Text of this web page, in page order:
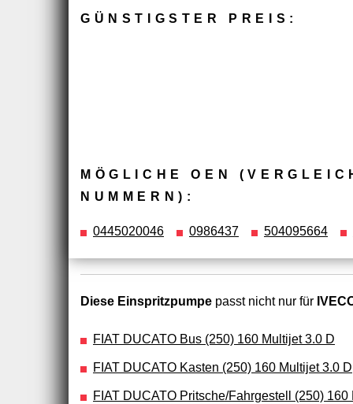
GÜNSTIGSTER PREIS:
MÖGLICHE OEN
NUMMERN):
0445020046 0986437 504095664
Diese Einspritzpumpe passt nicht nur für
FIAT DUCATO Bus (250) 160 Multijet 3.0 D
FIAT DUCATO Kasten (250) 160 Multijet 3.0 D
FIAT DUCATO Pritsche/Fahrgestell (250) 160